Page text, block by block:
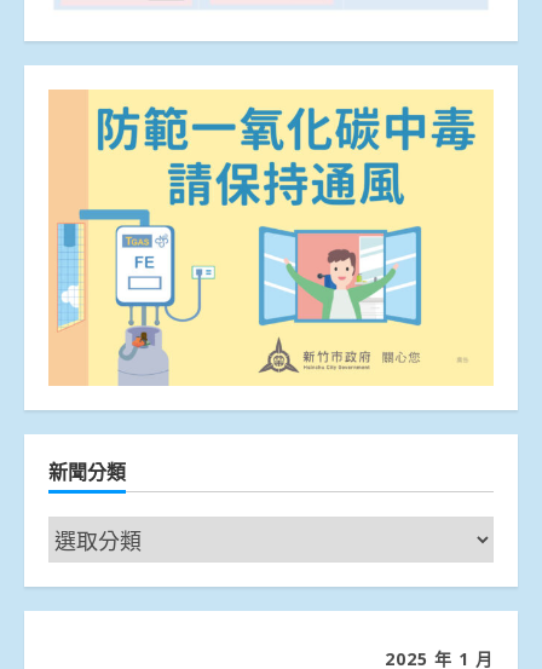
新聞分類
新
聞
分
2025 年 1 月